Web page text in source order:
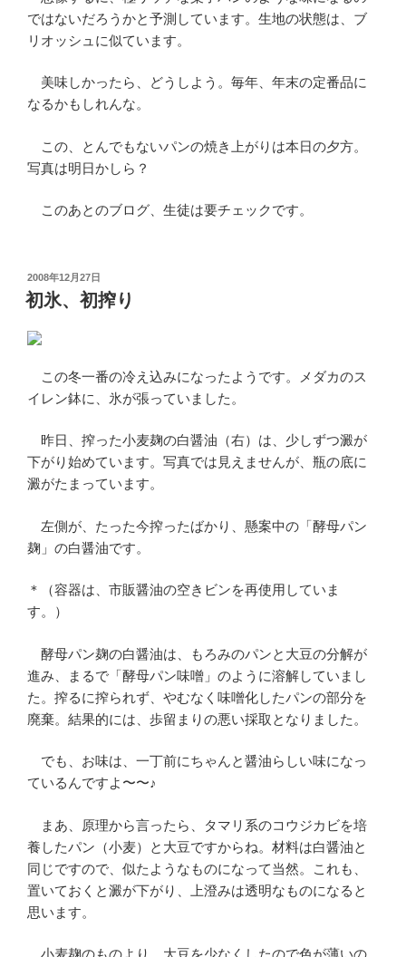
ではないだろうかと予測しています。生地の状態は、ブ
リオッシュに似ています。
美味しかったら、どうしよう。毎年、年末の定番品に
なるかもしれんな。
この、とんでもないパンの焼き上がりは本日の夕方。
写真は明日かしら？
このあとのブログ、生徒は要チェックです。
投
稿
日:
2008年12月27日
初氷、初搾り
この冬一番の冷え込みになったようです。メダカのス
イレン鉢に、氷が張っていました。
昨日、搾った小麦麹の白醤油（右）は、少しずつ澱が
下がり始めています。写真では見えませんが、瓶の底に
澱がたまっています。
左側が、たった今搾ったばかり、懸案中の「酵母パン
麹」の白醤油です。
＊（容器は、市販醤油の空きビンを再使用していま
す。）
酵母パン麹の白醤油は、もろみのパンと大豆の分解が
進み、まるで「酵母パン味噌」のように溶解していまし
た。搾るに搾られず、やむなく味噌化したパンの部分を
廃棄。結果的には、歩留まりの悪い採取となりました。
でも、お味は、一丁前にちゃんと醤油らしい味になっ
ているんですよ〜〜♪
まあ、原理から言ったら、タマリ系のコウジカビを培
養したパン（小麦）と大豆ですからね。材料は白醤油と
同じですので、似たようなものになって当然。これも、
置いておくと澱が下がり、上澄みは透明なものになると
思います。